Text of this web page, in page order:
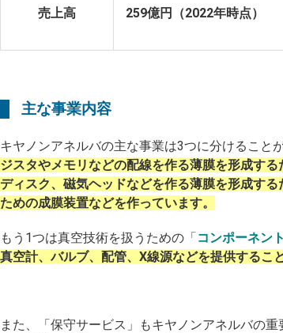
売上高 259億円（2022年時点）
主な事業内容
キヤノンアネルバの主な事業は3つに分けること
ジスタやメモリなどの配線を作る薄膜を形成す
ディスク、磁気ヘッドなどを作る薄膜を形成す
ための成膜装置などを作っています。
もう 1つは真空技術を扱うための「コンポーネント
真空計、バルブ、配管、X線源などを提供するこ
また、「保守サービス」もキヤノンアネルバの